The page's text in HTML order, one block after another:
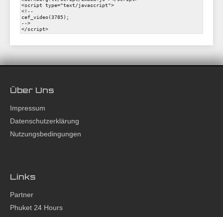
Über Uns
Impressum
Datenschutzerklärung
Nutzungsbedingungen
Links
Partner
Phuket 24 Hours